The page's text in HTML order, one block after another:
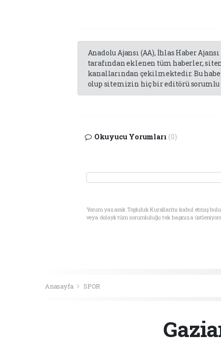
Anadolu Ajansı (AA), İhlas Haber
tarafından eklenen tüm haberler,
kanallarından çekilmektedir. Bu
olup sitemizin hiç bir editörü sorumlu
Okuyucu Yorumları (0)
Yorum yazarak Topluluk Kuralları’nı kabul etmiş
veya dolaylı tüm sorumluluğu tek başınıza
Anasayfa SPOR